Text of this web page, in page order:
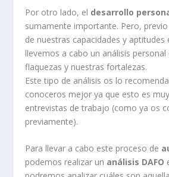
Por otro lado, el desarrollo
sumamente importante. Pero,
de nuestras capacidades y aptitudes
llevemos a cabo un análisis personal
flaquezas y nuestras fortalezas.
Este tipo de análisis os lo
conoceros mejor ya que esto es
entrevistas de trabajo (como ya os
previamente).
Para llevar a cabo este proceso de
podemos realizar un análisis DAFO